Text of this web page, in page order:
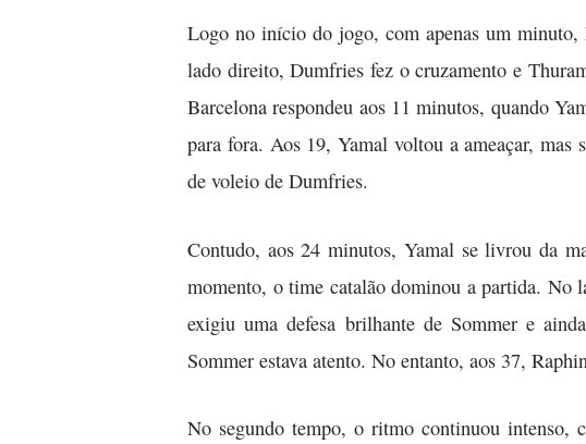
Logo no início do jogo, com apenas um
lado direito, Dumfries fez o cruzamento e
Barcelona respondeu aos 11 minutos, quando
para fora. Aos 19, Yamal voltou a ameaçar,
de voleio de Dumfries.
Contudo, aos 24 minutos, Yamal se livrou da
momento, o time catalão dominou a partida. No
exigiu uma defesa brilhante de Sommer e
Sommer estava atento. No entanto, aos 37,
No segundo tempo, o ritmo continuou intenso,